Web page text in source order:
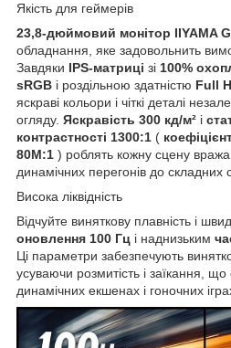
Якість для геймерів
23,8-дюймовий монітор IIYAMA
обладнання, яке задовольнить
Завдяки IPS-матриці зі 100%
sRGB і роздільною здатністю Full
яскраві кольори і чіткі деталі
огляду. Яскравість 300 кд/м² і
контрастності 1300:1 (
80M:1 ) роблять кожну сцену
динамічних перегонів до складних
Висока ліквідність
Відчуйте виняткову плавність і
оновлення 100 Гц і наднизьким
Ці параметри забезпечують
усуваючи розмитість і заїкання,
динамічних екшенах і гоночних